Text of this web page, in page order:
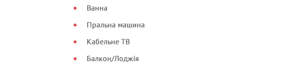
Ванна
Пральна машина
Кабельне ТВ
Балкон/Лоджія